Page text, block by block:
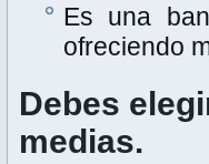
Es una
ofreciendo
Debes
medias.